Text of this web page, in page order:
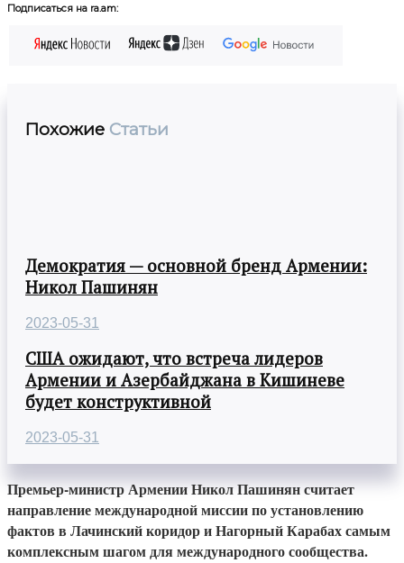
Подписаться на ra.am:
Похожие Статьи
Демократия — основной бренд Армении:
Никол Пашинян
2023-05-31
США ожидают, что встреча лидеров
Армении и Азербайджана в Кишиневе
будет конструктивной
2023-05-31
Премьер-министр Армении Никол Пашинян считает
направление международной миссии по установлению
фактов в Лачинский коридор и Нагорный Карабах самым
комплексным шагом для международного сообщества.